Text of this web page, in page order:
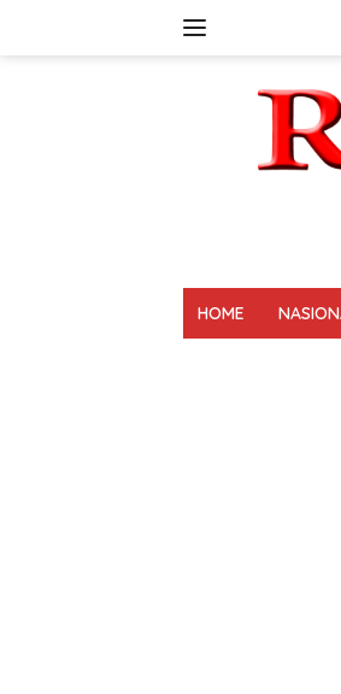
HOME